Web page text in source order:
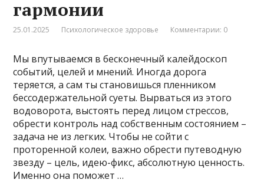
гармонии
25.01.2025 Психологическое здоровье Комментарии: 0
Мы впутываемся в бесконечный калейдоскоп
событий, целей и мнений. Иногда дорога
теряется, а сам ты становишься пленником
бессодержательной суеты. Вырваться из этого
водоворота, выстоять перед лицом стрессов,
обрести контроль над собственным состоянием –
задача не из легких. Чтобы не сойти с
проторенной колеи, важно обрести путеводную
звезду – цель, идею-фикс, абсолютную ценность.
Именно она поможет …